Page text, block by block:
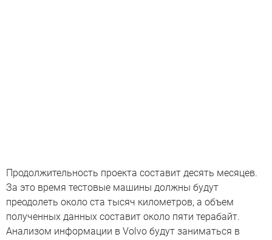
Продолжительность проекта составит десять месяцев.
За это время тестовые машины должны будут
преодолеть около ста тысяч километров, а объем
полученных данных составит около пяти терабайт.
Анализом информации в Volvo будут заниматься в